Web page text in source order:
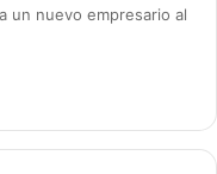
un nuevo empresario al